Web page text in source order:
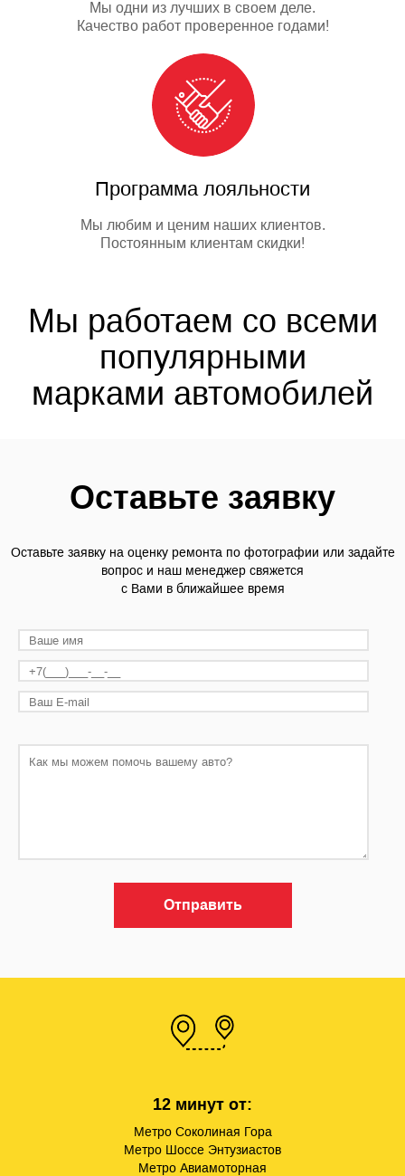
Мы одни из лучших в своем деле.
Качество работ проверенное годами!
Программа лояльности
Мы любим и ценим наших клиентов.
Постоянным клиентам скидки!
Мы работаем со всеми
популярными
марками автомобилей
Оставьте заявку
Оставьте заявку на оценку ремонта по фотографии или задайте
вопрос и наш менеджер свяжется
с Вами в ближайшее время
Отправить
12 минут от:
Метро Соколиная Гора
Метро Шоссе Энтузиастов
Метро Авиамоторная